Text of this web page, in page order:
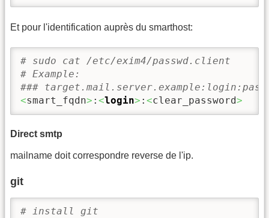
Et pour l'identification auprès du smarthost:
# sudo cat /etc/exim4/passwd.client
# Example:
###
<smart_fqdn> : <login> : <clear_password>
Direct smtp
mailname doit correspondre reverse de l'ip.
git
# install git